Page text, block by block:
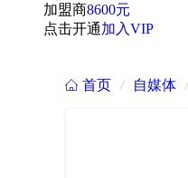
加盟商8600元
点击开通加入VIP
 首页 / 自媒体 /